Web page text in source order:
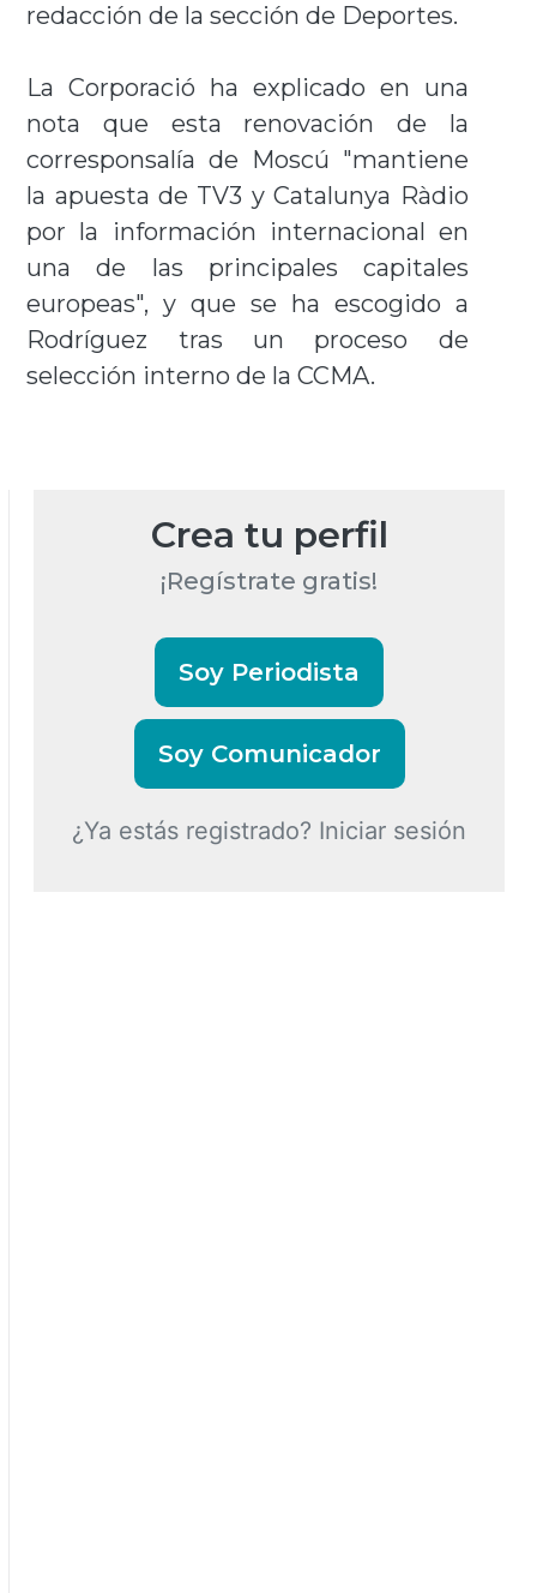
redacción de la sección de Deportes.
La Corporació ha explicado en una
nota que esta renovación de la
corresponsalía de Moscú "mantiene
la apuesta de TV3 y Catalunya Ràdio
por la información internacional en
una de las principales capitales
europeas", y que se ha escogido a
Rodríguez tras un proceso de
selección interno de la CCMA.
Crea tu perfil
¡Regístrate gratis!
Soy Periodista
Soy Comunicador
¿Ya estás registrado? Iniciar sesión